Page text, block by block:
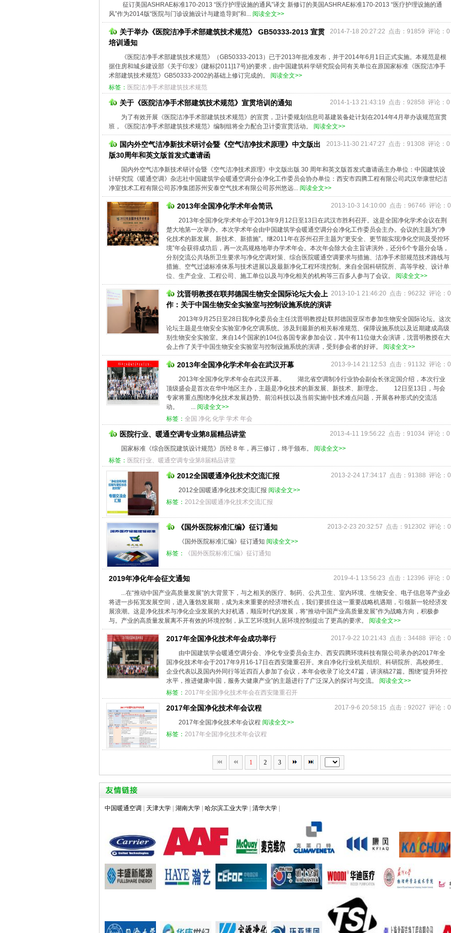
征订美国ASHRAE标准170-2013 “医疗护理设施的通风”译文 新修订的美国ASHRAE标准170-2013 “医疗护理设施的通
风”作为2014版“医院与门诊设施设计与建造导则”和... 阅读全文>>
2014-7-18 20:27:22 点击：91859 评论：0
关于举办《医院洁净手术部建筑技术规范》 GB50333-2013 宣贯
培训通知
《医院洁净手术部建筑技术规范》（GB50333-2013）已于2013年批准发布，并于2014年6月1日正式实施。本规范是根
据住房和城乡建设部《关于印发》(建标[2011]17号)的要求，由中国建筑科学研究院会同有关单位在原国家标准《医院洁净手
术部建筑技术规范》GB50333-2002的基础上修订完成的。 阅读全文>>
标签： 医院洁净手术部建筑技术规范
2014-1-13 21:43:19 点击：92858 评论：0
关于《医院洁净手术部建筑技术规范》宣贯培训的通知
为了有效开展《医院洁净手术部建筑技术规范》的宣贯，卫计委规划信息司基建装备处计划在2014年4月举办该规范宣贯
班，《医院洁净手术部建筑技术规范》编制组将全力配合卫计委宣贯活动。 阅读全文>>
2013-11-30 21:47:27 点击：91308 评论：0
国内外空气洁净新技术研讨会暨《空气洁净技术原理》中文版出
版30周年和英文版首发式邀请函
国内外空气洁净新技术研讨会暨《空气洁净技术原理》中文版出版 30 周年和英文版首发式邀请函主办单位：中国建筑设
计研究院《暖通空调》杂志社中国建筑学会暖通空调分会净化工作委员会协办单位：西安市四腾工程有限公司武汉华康世纪洁
净室技术工程有限公司苏净集团苏州安泰空气技术有限公司苏州悠远... 阅读全文>>
2013-10-3 14:10:00 点击：96746 评论：0
2013年全国净化学术年会简讯
2013年全国净化学术年会于2013年9月12日至13日在武汉市胜利召开。这是全国净化学术会议在荆
楚大地第一次举办。本次学术年会由中国建筑学会暖通空调分会净化工作委员会主办。会议的主题为“净
化技术的新发展、新技术、新措施”。继2011年在苏州召开主题为“更安全、更节能实现净化空间及受控环
境”年会获得成功后，再一次高规格地举办学术年会。本次年会除大会主旨讲演外，还分6个专题分会场，
分别交流公共场所卫生要求与净化空调对策、综合医院暖通空调要求与措施、洁净手术部规范技术路线与
措施、空气过滤标准体系与技术进展以及最新净化工程环境控制。来自全国科研院所、高等学校、设计单
位、生产企业、工程公司、施工单位以及与净化相关的机构等三百多人参与了会议。 阅读全文>>
2013-10-1 21:46:20 点击：96232 评论：0
沈晋明教授在联邦德国生物安全国际论坛大会上
作：关于中国生物安全实验室与控制设施系统的演讲
2013年9月25日至28日我净化委员会主任沈晋明教授赴联邦德国亚琛市参加生物安全国际论坛。这次
论坛主题是生物安全实验室净化空调系统。涉及到最新的相关标准规范、保障设施系统以及近期建成高级
别生物安全实验室。来自14个国家的104位各国专家参加会议，其中有11位做大会演讲，沈晋明教授在大
会上作了关于中国生物安全实验室与控制设施系统的演讲，受到参会者的好评。 阅读全文>>
2013-9-14 21:12:53 点击：91132 评论：0
2013年全国净化学术年会在武汉开幕
2013年全国净化学术年会在武汉开幕。 湖北省空调制冷行业协会副会长张定国介绍，本次行业
顶级盛会是首次在华中地区主办，主题是净化技术的新发展、新技术、新理念。 12日至13日，与会
专家将重点围绕净化技术发展趋势、前沿科技以及当前实施中技术难点问题，开展各种形式的交流活
动。 ... 阅读全文>>
标签： 全国 净化 化学 学术 年会
2013-4-11 19:56:22 点击：91034 评论：0
医院行业、暖通空调专业第8届精品讲堂
国家标准《综合医院建筑设计规范》历经 8 年，再三修订，终于颁布。 阅读全文>>
标签： 医院行业、暖通空调专业第8届精品讲堂
2013-2-24 17:34:17 点击：91388 评论：0
2012全国暖通净化技术交流汇报
2012全国暖通净化技术交流汇报 阅读全文>>
标签： 2012全国暖通净化技术交流汇报
2013-2-23 20:32:57 点击：912302 评论：0
《国外医院标准汇编》征订通知
《国外医院标准汇编》征订通知 阅读全文>>
标签：
《国外医院标准汇编》征订通知
2019-4-1 13:56:23 点击：12396 评论：0
2019年净化年会征文通知
...在“推动中国产业高质量发展”的大背景下，与之相关的医疗、制药、公共卫生、室内环境、生物安全、电子信息等产业必
将进一步拓宽发展空间，进入蓬勃发展期，成为未来重要的经济增长点，我们要抓住这一重要战略机遇期，引领新一轮经济发
展浪潮。这是净化技术与净化企业发展的大好机遇，顺应时代的发展，将“推动中国产业高质量发展”作为战略方向，积极参
与。产业的高质量发展离不开有效的环境控制，从工艺环境到人居环境控制提出了更高的要求。 阅读全文>>
2017-9-22 10:21:43 点击：34488 评论：0
2017年全国净化技术年会成功举行
由中国建筑学会暖通空调分会、净化专业委员会主办、西安四腾环境科技有限公司承办的2017年全
国净化技术年会于2017年9月16-17日在西安隆重召开。来自净化行业机关组织、科研院所、高校师生、
企业代表以及国内外同行等近四百人参加了会议，本年会收录了论文47篇，讲演稿27篇。围绕“提升环控
水平，推进健康中国，服务大健康产业”的主题进行了广泛深入的探讨与交流。 阅读全文>>
标签： 2017年全国净化技术年会在西安隆重召开
2017-9-6 20:58:15 点击：92027 评论：0
2017年全国净化技术年会议程
2017年全国净化技术年会议程 阅读全文>>
标签： 2017年全国净化技术年会议程
1 2 3
中国暖通空调 天津大学 湖南大学 哈尔滨工业大学 清华大学